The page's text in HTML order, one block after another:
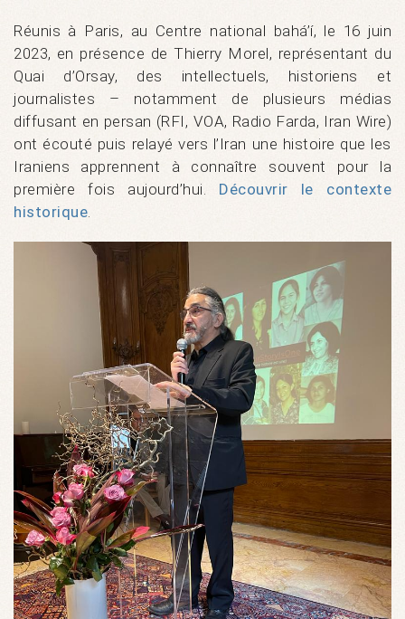
Réunis à Paris, au Centre national bahá’í, le 16 juin
2023, en présence de Thierry Morel, représentant du
Quai d’Orsay, des intellectuels, historiens et
journalistes – notamment de plusieurs médias
diffusant en persan (RFI, VOA, Radio Farda, Iran Wire)
ont écouté puis relayé vers l’Iran une histoire que les
Iraniens apprennent à connaître souvent pour la
première fois aujourd’hui. Découvrir le contexte
historique